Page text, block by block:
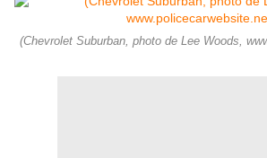
(Chevrolet Suburban, photo de Lee Woods,